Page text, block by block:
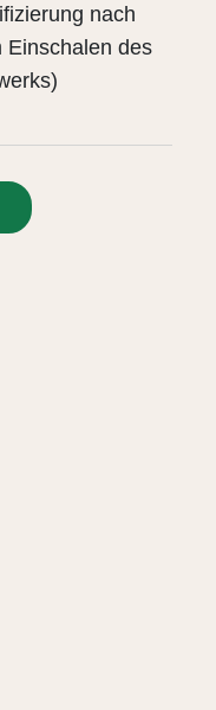
nach
Einschalen des